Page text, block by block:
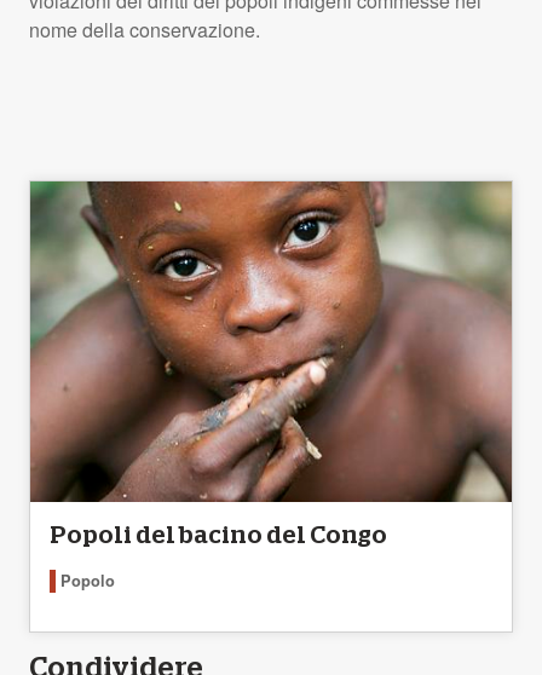
nome della conservazione.
Popoli del bacino del Congo
Popolo